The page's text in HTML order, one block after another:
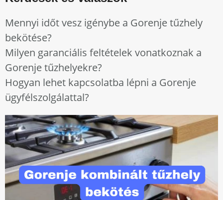
Mennyi időt vesz igénybe a Gorenje tűzhely
bekötése?
Milyen garanciális feltételek vonatkoznak a
Gorenje tűzhelyekre?
Hogyan lehet kapcsolatba lépni a Gorenje
ügyfélszolgálattal?